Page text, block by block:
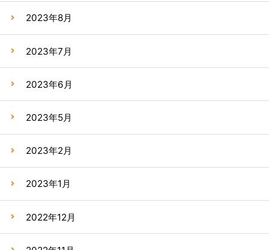
2023年8月
2023年7月
2023年6月
2023年5月
2023年2月
2023年1月
2022年12月